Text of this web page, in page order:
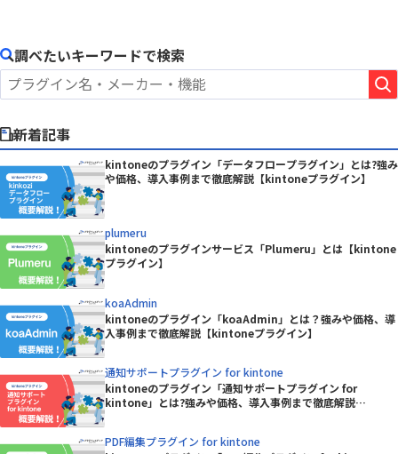
調べたいキーワードで検索
新着記事
kintoneのプラグイン「データフロープラグイン」とは?強み
や価格、導入事例まで徹底解説【kintoneプラグイン】
plumeru
kintoneのプラグインサービス「Plumeru」とは【kintone
プラグイン】
koaAdmin
kintoneのプラグイン「koaAdmin」とは？強みや価格、導
入事例まで徹底解説【kintoneプラグイン】
通知サポートプラグイン for kintone
kintoneのプラグイン「通知サポートプラグイン for
kintone」とは?強みや価格、導入事例まで徹底解説
PDF編集プラグイン for kintone